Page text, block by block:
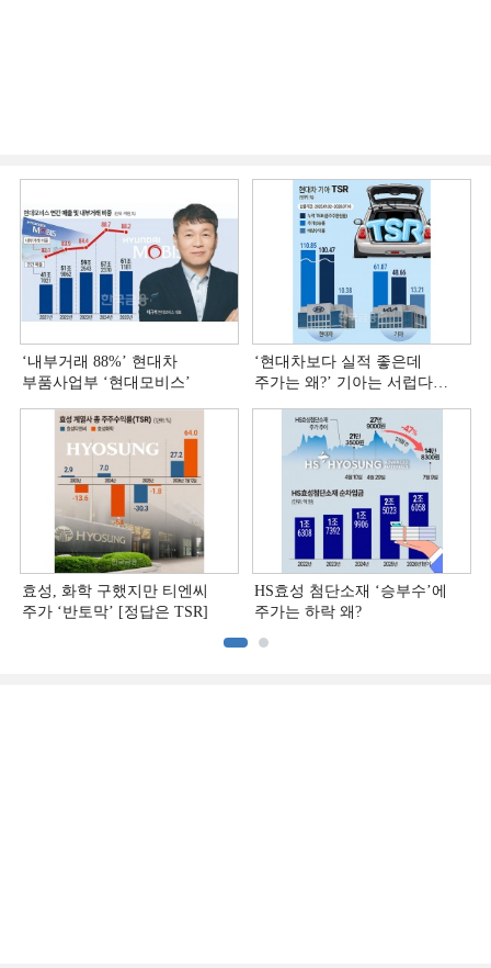
‘내부거래 88%ʼ 현대차
부품사업부 ‘현대모비스ʼ
‘현대차보다 실적 좋은데
주가는 왜?ʼ 기아는 서럽다
효성, 화학 구했지만 티엔씨
주가 ‘반토막’ [정답은 TSR]
HS효성 첨단소재 ‘승부수’에
주가는 하락 왜?